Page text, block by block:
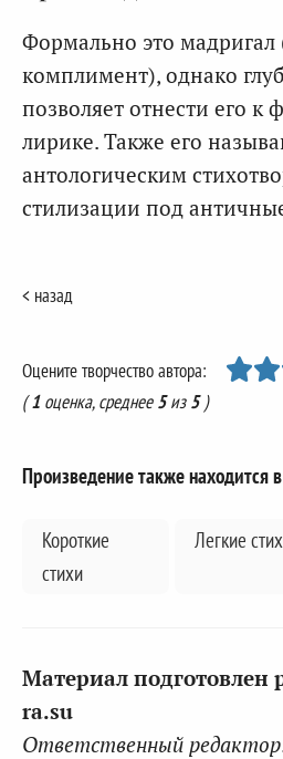
Формально это мадригал
комплимент), однако
позволяет отнести его к
лирике. Также его
антологическим
стилизации под
< назад
Оцените творчество автора:
(1оценка, среднее5из5)
Произведение также находится
Короткие
стихи
Легкие
Материал подготовлен
ra.su
Ответственный